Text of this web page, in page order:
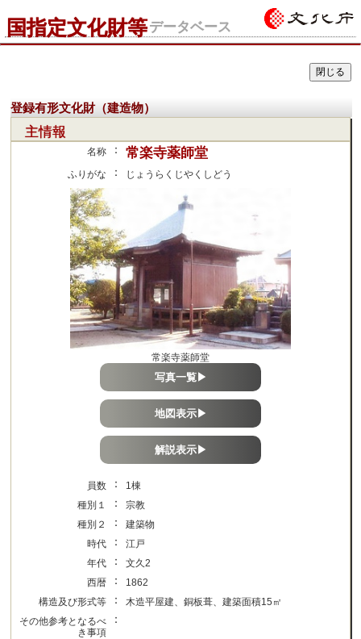
国指定文化財等データベース
登録有形文化財（建造物）
主情報
名称 ： 常楽寺薬師堂
ふりがな ： じょうらくじやくしどう
常楽寺薬師堂
写真一覧▶
地図表示▶
解説表示▶
員数 ：
1棟
種別１
：
宗教
種別２
：
建築物
時代
：
江戸
年代
：
文久2
西暦
：
1862
構造及び形式等
：
木造平屋建、銅板葺、建築面積15㎡
その他参考となるべ
き事項
：